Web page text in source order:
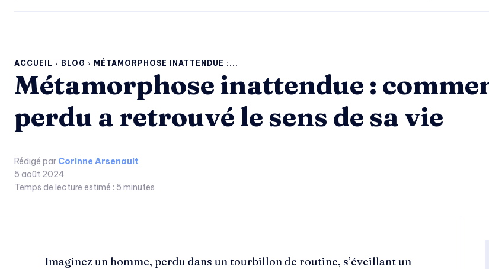
ACCUEIL BLOG MÉTAMORPHOSE INATTENDUE :...
Métamorphose inattendue :
perdu a retrouvé le sens de sa vie
Rédigé par Corinne Arsenault
5 août 2024
Temps de lecture estimé : 5 minutes
Imaginez un homme, perdu dans un tourbillon de routine, s’éveillant un